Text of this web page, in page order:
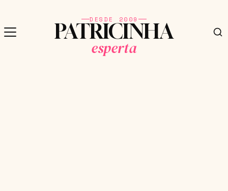
DESDE 2009
PATRICINHA
esperta